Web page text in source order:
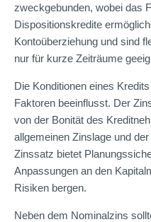
zweckgebunden, wobei das
Dispositionskredite
Kontoüberziehung und sind
nur für kurze Zeiträume
Die Konditionen eines
Faktoren beeinflusst. Der
von der Bonität des
allgemeinen Zinslage und
Zinssatz bietet
Anpassungen an den
Risiken bergen.
Neben dem Nominalzins